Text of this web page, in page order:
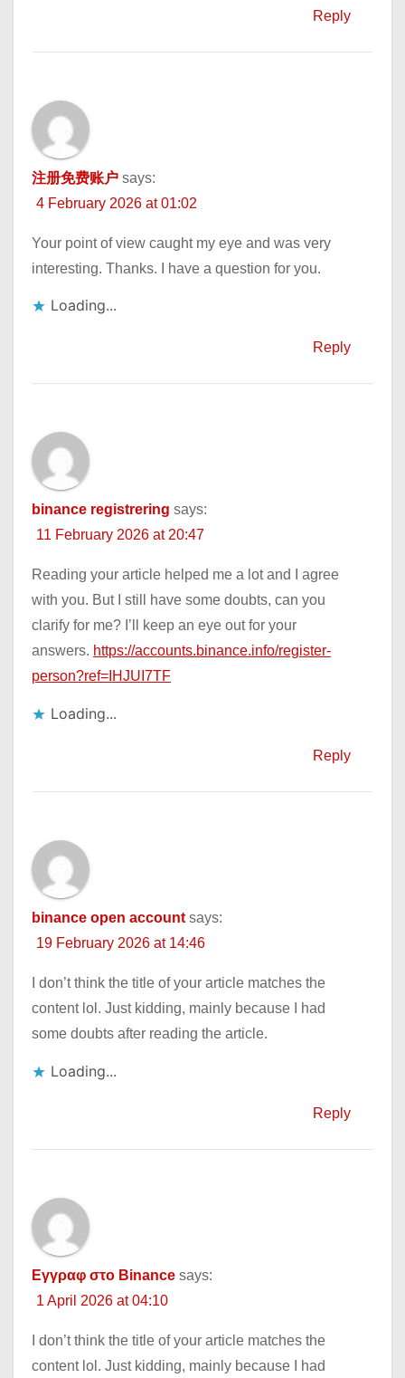
Reply
注册免费账户 says:
4 February 2026 at 01:02
Your point of view caught my eye and was very
interesting. Thanks. I have a question for you.
Loading...
Reply
binance registrering says:
11 February 2026 at 20:47
Reading your article helped me a lot and I agree
with you. But I still have some doubts, can you
clarify for me? I’ll keep an eye out for your
answers. https://accounts.binance.info/register-
person?ref=IHJUI7TF
Loading...
Reply
binance open account says:
19 February 2026 at 14:46
I don’t think the title of your article matches the
content lol. Just kidding, mainly because I had
some doubts after reading the article.
Loading...
Reply
Εγγραφ στο Binance says:
1 April 2026 at 04:10
I don’t think the title of your article matches the
content lol. Just kidding, mainly because I had